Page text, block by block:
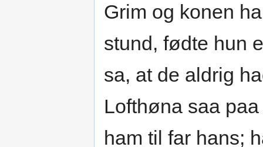
Grim og konen
stund, fødte hun
sa, at de aldrig
Lofthøna saa
ham til far hans;